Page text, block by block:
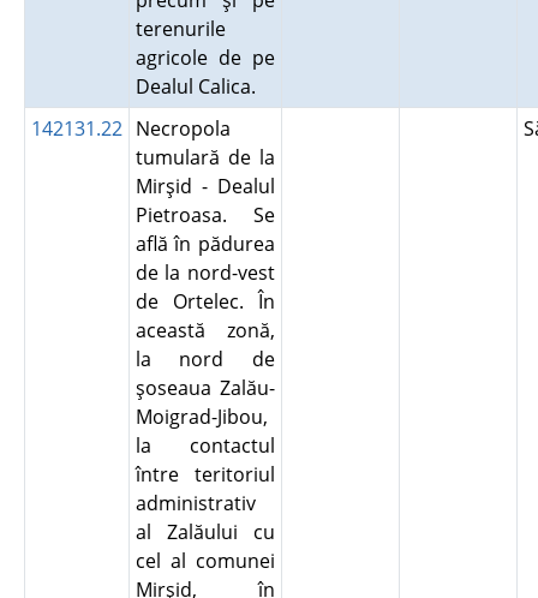
terenurile
agricole de pe
Dealul Calica.
142131.22 Necropola
tumulară de la
Mirşid - Dealul
Pietroasa. Se
află în pădurea
de la nord-vest
de Ortelec. În
această zonă,
la nord de
şoseaua Zalău-
Moigrad-Jibou,
la contactul
între teritoriul
administrativ
al Zalăului cu
cel al comunei
Mirşid, în